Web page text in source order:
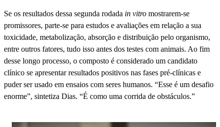
Se os resultados dessa segunda rodada in vitro mostrarem-se
promissores, parte-se para estudos e avaliações em relação a sua
toxicidade, metabolização, absorção e distribuição pelo organismo,
entre outros fatores, tudo isso antes dos testes com animais. Ao fim
desse longo processo, o composto é considerado um candidato
clínico se apresentar resultados positivos nas fases pré-clínicas e
puder ser usado em ensaios com seres humanos. “Esse é um desafio
enorme”, sintetiza Dias. “É como uma corrida de obstáculos.”